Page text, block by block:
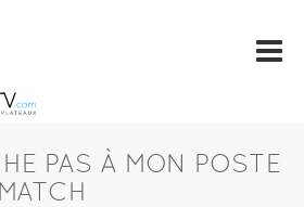
PAS À MON POSTE